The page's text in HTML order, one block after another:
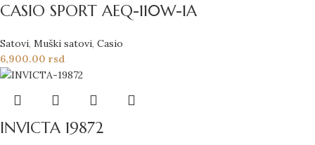
CASIO SPORT AEQ-110W-1A
Satovi, Muški satovi, Casio
6,900.00 rsd
INVICTA 19872